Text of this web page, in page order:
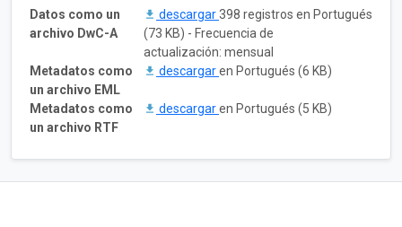
Datos como un
archivo DwC-A
descargar398 registros en Portugués
(73 KB) - Frecuencia de
actualización: mensual
Metadatos como
un archivo EML
descargaren Portugués (6 KB)
Metadatos como
un archivo RTF
descargaren Portugués (5 KB)